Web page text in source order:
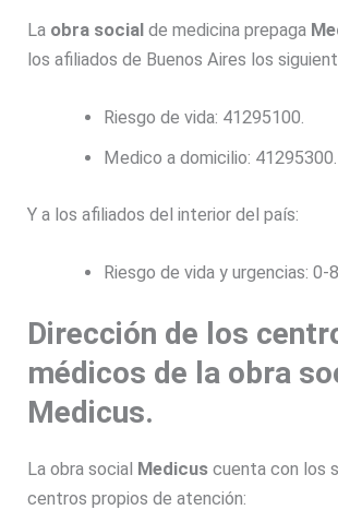
La obra social de medicina prepaga
los afiliados de Buenos Aires los
Riesgo de vida: 41295100.
Medico a domicilio: 41295300.
Y a los afiliados del interior del país:
Riesgo de vida y urgencias:
Dirección de los
médicos de la obra
Medicus.
La obra social Medicuscuenta con los
centros propios de atención: